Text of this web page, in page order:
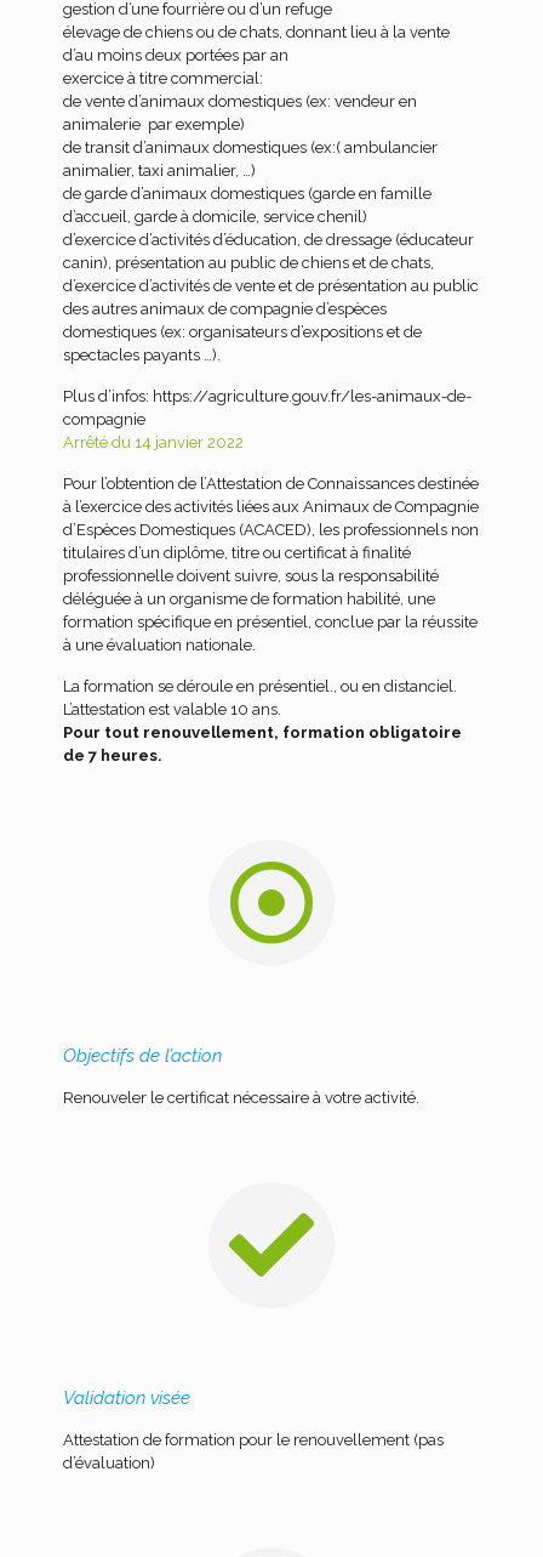
gestion d’une fourrière ou d’un refuge
élevage de chiens ou de chats, donnant lieu à la vente
d’au moins deux portées par an
exercice à titre commercial:
de vente d’animaux domestiques (ex: vendeur en
animalerie par exemple)
de transit d’animaux domestiques (ex:( ambulancier
animalier, taxi animalier, …)
de garde d’animaux domestiques (garde en famille
d’accueil, garde à domicile, service chenil)
d’exercice d’activités d’éducation, de dressage (éducateur
canin), présentation au public de chiens et de chats,
d’exercice d’activités de vente et de présentation au public
des autres animaux de compagnie d’espèces
domestiques (ex: organisateurs d’expositions et de
spectacles payants …).
Plus d’infos: https://agriculture.gouv.fr/les-animaux-de-
compagnie
Arrêté du 14 janvier 2022
Pour l’obtention de l’Attestation de Connaissances destinée
à l’exercice des activités liées aux Animaux de Compagnie
d’Espèces Domestiques (ACACED), les professionnels non
titulaires d’un diplôme, titre ou certificat à finalité
professionnelle doivent suivre, sous la responsabilité
déléguée à un organisme de formation habilité, une
formation spécifique en présentiel, conclue par la réussite
à une évaluation nationale.
La formation se déroule en présentiel., ou en distanciel.
L’attestation est valable 10 ans.
Pour tout renouvellement, formation obligatoire
de 7 heures.
Objectifs de l’action
Renouveler le certificat nécessaire à votre activité.
Validation visée
Attestation de formation pour le renouvellement (pas
d’évaluation)